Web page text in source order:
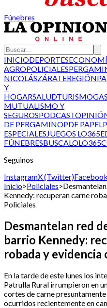
Fúnebres
INICIODEPORTES
AGROPOLICIALES
NICOLÁSZÁRATEREGIÓN
Y
HOGARSALUDTURISMO
MUTUALISMO Y
SEGUROSPODCAST
DE PERGAMINOPDF PAPEL
ESPECIALESJUEGOS LO365
FÚNEBRESBUSCALOLO365
Seguinos
InstagramX (Twitter)Facebook
Inicio>Policiales>
Kennedy: recuperan carne
Policiales
Desmantelan red
barrio Kennedy:
robada y evidencia
En la tarde de este lunes los
Patrulla Rural irrumpieron en
cortes de carne
ocurridos recientemente en